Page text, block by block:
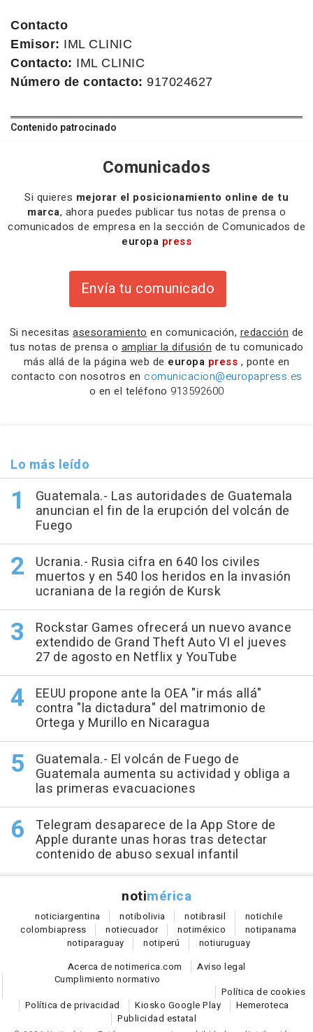
Contacto
Emisor: IML CLINIC
Contacto: IML CLINIC
Número de contacto: 917024627
Contenido patrocinado
Comunicados
Si quieres mejorar el posicionamiento online de tu
marca, ahora puedes publicar tus notas de prensa o
comunicados de empresa en la sección de Comunicados de
europa press
Envía tu comunicado
Si necesitas asesoramiento en comunicación, redacción de
tus notas de prensa o ampliar la difusión de tu comunicado
más allá de la página web de europa press , ponte en
contacto con nosotros en comunicacion@europapress.es
o en el teléfono 913592600
Lo más leído
Guatemala.- Las autoridades de Guatemala
anuncian el fin de la erupción del volcán de
Fuego
Ucrania.- Rusia cifra en 640 los civiles
muertos y en 540 los heridos en la invasión
ucraniana de la región de Kursk
Rockstar Games ofrecerá un nuevo avance
extendido de Grand Theft Auto VI el jueves
27 de agosto en Netflix y YouTube
EEUU propone ante la OEA "ir más allá"
contra "la dictadura" del matrimonio de
Ortega y Murillo en Nicaragua
Guatemala.- El volcán de Fuego de
Guatemala aumenta su actividad y obliga a
las primeras evacuaciones
Telegram desaparece de la App Store de
Apple durante unas horas tras detectar
contenido de abuso sexual infantil
notimérica
noticiargentina notibolivia notibrasil notichile
colombiapress notiecuador notiméxico notipanama
notiparaguay notiperú notiuruguay
Acerca de notimerica.com
Aviso legal
Cumplimiento normativo
Política de cookies
Política de privacidad
Kiosko Google Play
Hemeroteca
Publicidad estatal